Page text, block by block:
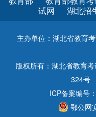
试网
湖北招
主办单位：湖北省教育
版权所有：湖北省教育
324号
ICP备案编号：
鄂公网